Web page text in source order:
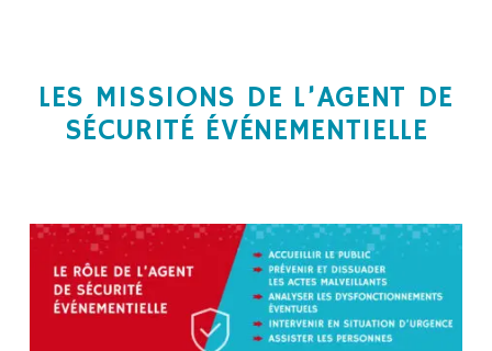
LES MISSIONS DE L’AGENT DE
SÉCURITÉ ÉVÉNEMENTIELLE